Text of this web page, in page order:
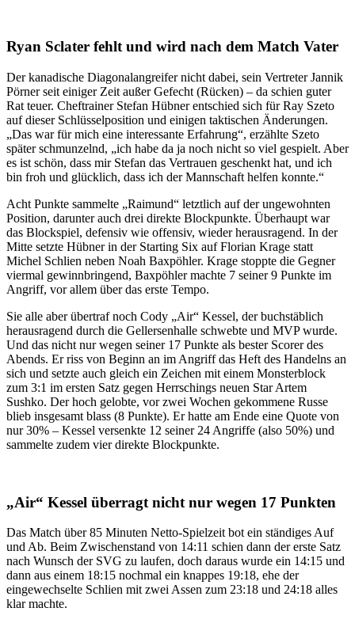
Ryan Sclater fehlt und wird nach dem Match Vater
Der kanadische Diagonalangreifer nicht dabei, sein Vertreter Jannik
Pörner seit einiger Zeit außer Gefecht (Rücken) – da schien guter
Rat teuer. Cheftrainer Stefan Hübner entschied sich für Ray Szeto
auf dieser Schlüsselposition und einigen taktischen Änderungen.
„Das war für mich eine interessante Erfahrung“, erzählte Szeto
später schmunzelnd, „ich habe da ja noch nicht so viel gespielt. Aber
es ist schön, dass mir Stefan das Vertrauen geschenkt hat, und ich
bin froh und glücklich, dass ich der Mannschaft helfen konnte.“
Acht Punkte sammelte „Raimund“ letztlich auf der ungewohnten
Position, darunter auch drei direkte Blockpunkte. Überhaupt war
das Blockspiel, defensiv wie offensiv, wieder herausragend. In der
Mitte setzte Hübner in der Starting Six auf Florian Krage statt
Michel Schlien neben Noah Baxpöhler. Krage stoppte die Gegner
viermal gewinnbringend, Baxpöhler machte 7 seiner 9 Punkte im
Angriff, vor allem über das erste Tempo.
Sie alle aber übertraf noch Cody „Air“ Kessel, der buchstäblich
herausragend durch die Gellersenhalle schwebte und MVP wurde.
Und das nicht nur wegen seiner 17 Punkte als bester Scorer des
Abends. Er riss von Beginn an im Angriff das Heft des Handelns an
sich und setzte auch gleich ein Zeichen mit einem Monsterblock
zum 3:1 im ersten Satz gegen Herrschings neuen Star Artem
Sushko. Der hoch gelobte, vor zwei Wochen gekommene Russe
blieb insgesamt blass (8 Punkte). Er hatte am Ende eine Quote von
nur 30% – Kessel versenkte 12 seiner 24 Angriffe (also 50%) und
sammelte zudem vier direkte Blockpunkte.
„Air“ Kessel überragt nicht nur wegen 17 Punkten
Das Match über 85 Minuten Netto-Spielzeit bot ein ständiges Auf
und Ab. Beim Zwischenstand von 14:11 schien dann der erste Satz
nach Wunsch der SVG zu laufen, doch daraus wurde ein 14:15 und
dann aus einem 18:15 nochmal ein knappes 19:18, ehe der
eingewechselte Schlien mit zwei Assen zum 23:18 und 24:18 alles
klar machte.